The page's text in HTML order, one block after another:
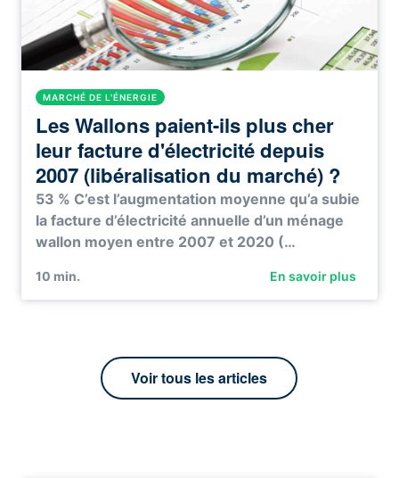
MARCHÉ DE L'ÉNERGIE
Les Wallons paient-ils plus cher
leur facture d'électricité depuis
2007 (libéralisation du marché) ?
53 % C’est l’augmentation moyenne qu’a subie
la facture d’électricité annuelle d’un ménage
wallon moyen entre 2007 et 2020 (…
10 min. En savoir plus
Voir tous les articles